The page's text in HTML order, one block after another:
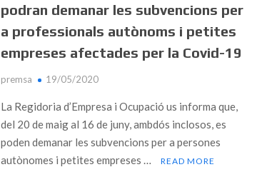
podran demanar les subvencions per
a professionals autònoms i petites
empreses afectades per la Covid-19
premsa 19/05/2020
La Regidoria d’Empresa i Ocupació us informa que,
del 20 de maig al 16 de juny, ambdós inclosos, es
poden demanar les subvencions per a persones
autònomes i petites empreses …
READ MORE